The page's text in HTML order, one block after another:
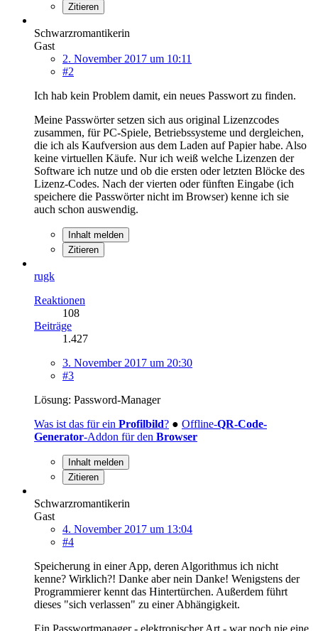
Zitieren
Schwarzromantikerin
Gast
2. November 2017 um 10:11
#2
Ich hab kein Problem damit, ein neues Passwort zu finden.
Meine Passwörter setzen sich aus original Lizenzcodes
zusammen, für PC-Spiele, Betriebssysteme und dergleichen,
die ich als Kaufversion aus dem Laden auf Papier habe. Also
keine virtuellen Käufe. Nur ich weiß welche Lizenzen der
Software ich nutze und ob die ersten oder letzten Blöcke des
Lizenz-Codes. Nach der vierten oder fünften Eingabe (ich
speichere die Passwörter nicht im Browser) kenne ich sie
auch schon auswendig.
Inhalt melden
Zitieren
rugk
Reaktionen
108
Beiträge
1.427
3. November 2017 um 20:30
#3
Lösung: Password-Manager
Was ist das für ein Profilbild? ● Offline-QR-Code-
Generator-Addon für den Browser
Inhalt melden
Zitieren
Schwarzromantikerin
Gast
4. November 2017 um 13:04
#4
Speicherung in einer App, deren Algorithmus ich nicht
kenne? Wirklich?! Danke aber nein Danke! Wenigstens der
Programmierer kennt das Hintertürchen. Außerdem führt
dieses "sich verlassen" zu einer Abhängigkeit.
Ein Passwortmanager - elektronischer Art - war noch nie eine